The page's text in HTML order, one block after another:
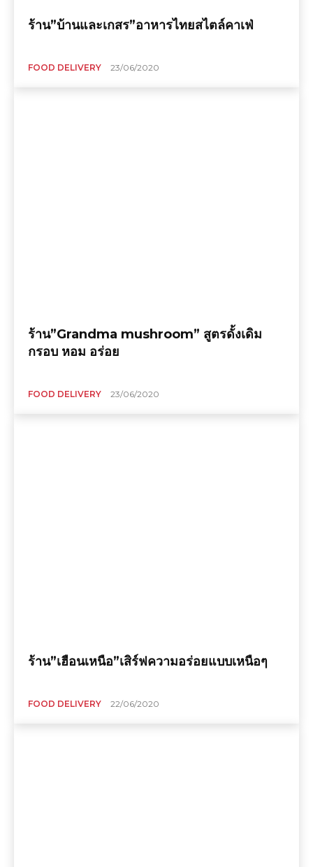
ร้าน”บ้านและเกสร”อาหารไทยสไตล์คาเฟ่
FOOD DELIVERY 23/06/2020
ร้าน”Grandma mushroom” สูตรดั้งเดิม
กรอบ หอม อร่อย
FOOD DELIVERY 23/06/2020
ร้าน”เฮือนเหนือ”เสิร์ฟความอร่อยแบบเหนือๆ
FOOD DELIVERY 22/06/2020